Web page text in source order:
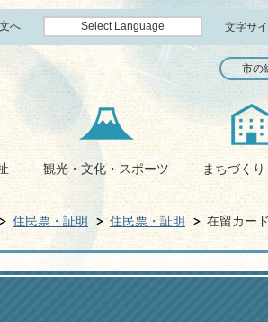
へ Select Language 文字サ
市の
観光・文化・スポーツ まちづく
住民票・証明 住民票・証明 在留カー